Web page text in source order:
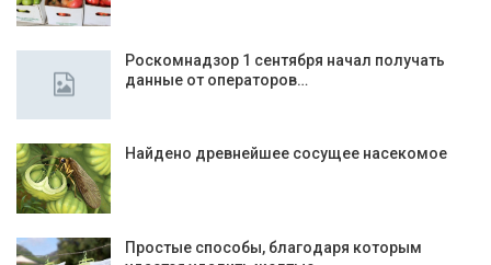
Роскомнадзор 1 сентября начал получать
данные от операторов…
Найдено древнейшее сосущее насекомое
Простые способы, благодаря которым